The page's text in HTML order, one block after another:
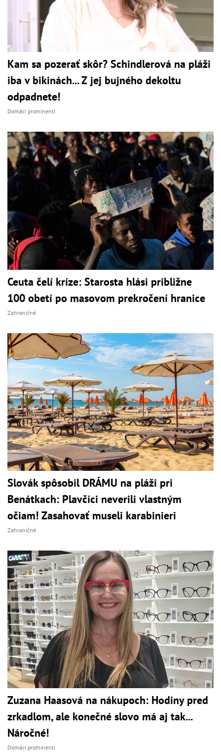
Kam sa pozerať skôr? Schindlerová na pláži
iba v bikinách... Z jej bujného dekoltu
odpadnete!
Domáci prominenti
Ceuta čelí kríze: Starosta hlási približne
100 obetí po masovom prekročení hranice
Zahraničné
Slovák spôsobil DRÁMU na pláži pri
Benátkach: Plavčíci neverili vlastným
očiam! Zasahovať museli karabinieri
Zahraničné
Zuzana Haasová na nákupoch: Hodiny pred
zrkadlom, ale konečné slovo má aj tak...
Náročné!
Domáci prominenti